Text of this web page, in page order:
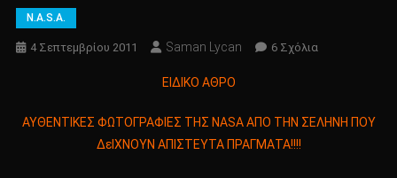
N.A.S.A.
4 Σεπτεμβρίου 2011 Saman Lycan 6 ΣχόλιαΣτο
ΦΩΤΟΓΡΑΦΙΕΣ
ΕΙΔΙΚΟ ΑΘΡΟ
ΑΥΘΕΝΤΙΚΕΣ ΦΩΤΟΓΡΑΦΙΕΣ ΤΗΣ NASA ΑΠΟ ΤΗΝ ΣΕΛΗΝΗ ΠΟΥ
ΔεΙΧΝΟΥΝ ΑΠΙΣΤΕΥΤΑ ΠΡΑΓΜΑΤΑ!!!!